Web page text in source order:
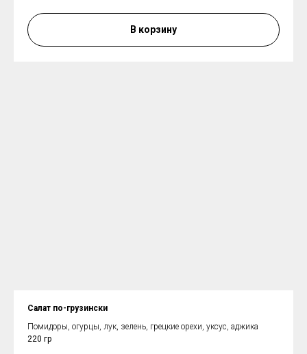
В корзину
Салат по-грузински
Помидоры, огурцы, лук, зелень, грецкие орехи, уксус, аджика
220 гр